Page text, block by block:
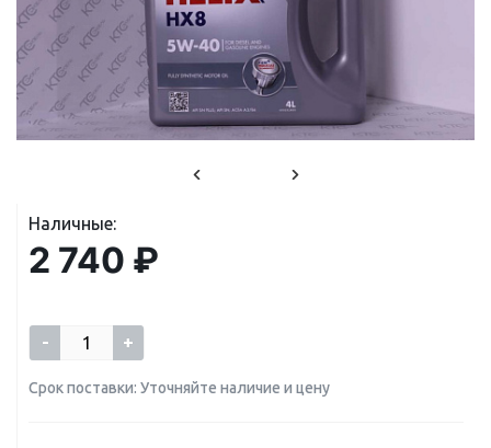
Наличные:
2 740 ₽
- +
Срок поставки: Уточняйте наличие и цену